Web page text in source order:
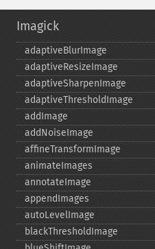
Imagick
adaptiveBlurImage
adaptiveResizeImage
adaptiveSharpenImage
adaptiveThresholdImage
addImage
addNoiseImage
affineTransformImage
animateImages
annotateImage
appendImages
autoLevelImage
blackThresholdImage